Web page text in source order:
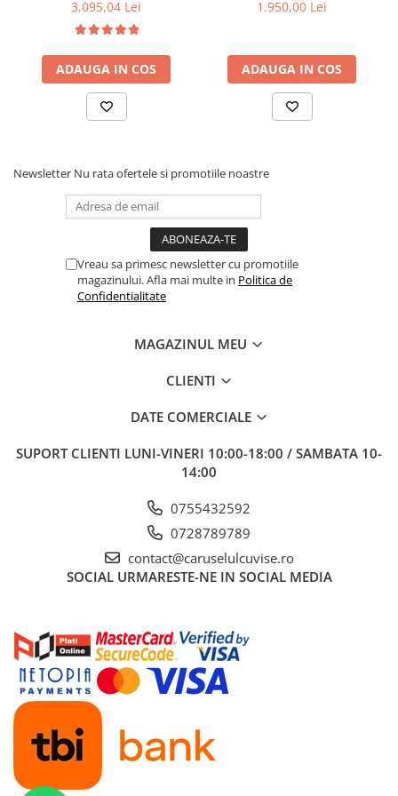
Utilizare: 100 - 150 cm, forward facing
Dimensiuni: L 40-44 x W 48-56 x H 63-83 cm
Greutate: 5.6 kg
Certificari: ECE R129 / 03; certificare i-Size
3.095,04 Lei
ADAUGA IN COS
1.950,00 Lei
ADAUGA IN COS
Newsletter Nu rata ofertele si promotiile noastre
Vreau sa primesc newsletter cu promotiile
magazinului. Afla mai multe in Politica de
Confidentialitate
MAGAZINUL MEU
CLIENTI
DATE COMERCIALE
SUPORT CLIENTI LUNI-VINERI 10:00-18:00 / SAMBATA 10-
14:00
0755432592
0728789789
contact@caruselulcuvise.ro
SOCIAL URMARESTE-NE IN SOCIAL MEDIA